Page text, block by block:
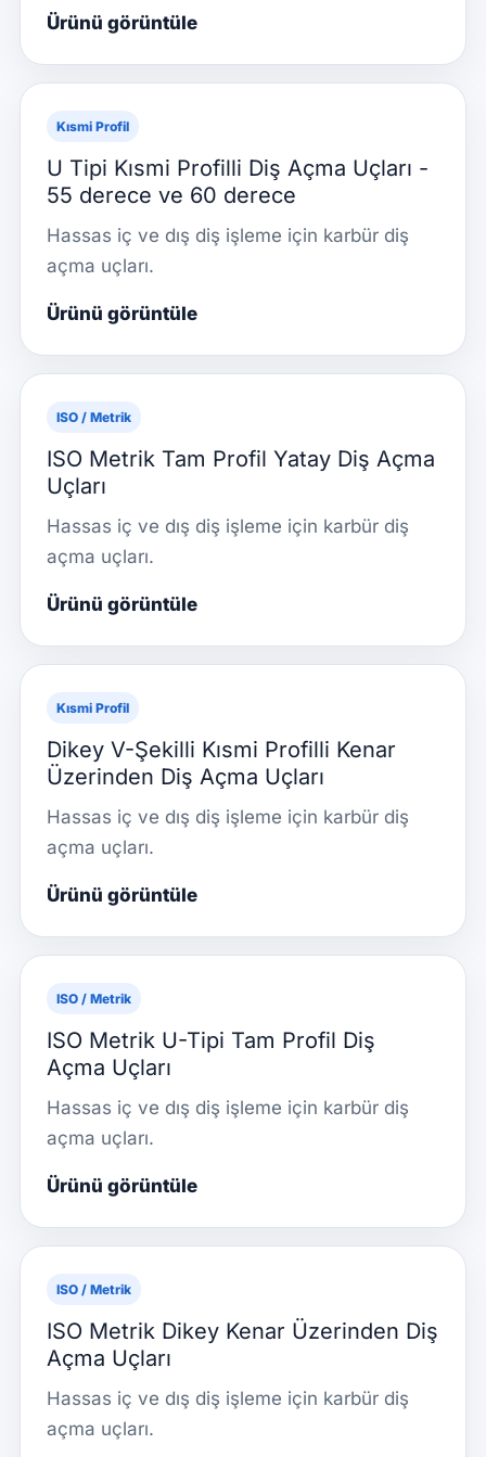
Ürünü görüntüle
Kısmi Profil
U Tipi Kısmi Profilli Diş Açma Uçları -
55 derece ve 60 derece
Hassas iç ve dış diş işleme için karbür diş
açma uçları.
Ürünü görüntüle
ISO / Metrik
ISO Metrik Tam Profil Yatay Diş Açma
Uçları
Hassas iç ve dış diş işleme için karbür diş
açma uçları.
Ürünü görüntüle
Kısmi Profil
Dikey V-Şekilli Kısmi Profilli Kenar
Üzerinden Diş Açma Uçları
Hassas iç ve dış diş işleme için karbür diş
açma uçları.
Ürünü görüntüle
ISO / Metrik
ISO Metrik U-Tipi Tam Profil Diş
Açma Uçları
Hassas iç ve dış diş işleme için karbür diş
açma uçları.
Ürünü görüntüle
ISO / Metrik
ISO Metrik Dikey Kenar Üzerinden Diş
Açma Uçları
Hassas iç ve dış diş işleme için karbür diş
açma uçları.